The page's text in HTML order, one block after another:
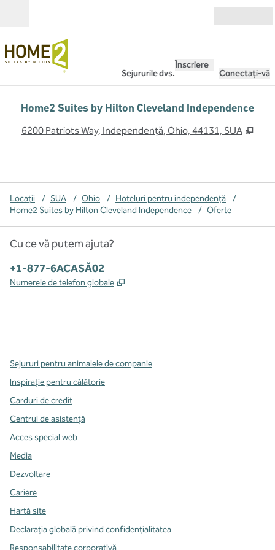
Sejururile dvs.
Înscriere
Conectați-vă
Home2 Suites by Hilton Cleveland Independence
6200 Patriots Way, Independență, Ohio, 44131, SUA ,
Locații / SUA / Ohio / Hoteluri pentru independență
/
Home2 Suites by Hilton Cleveland Independence
/ Oferte
Cu ce vă putem ajuta?
Telefon:
+1-877-6ACASĂ02
Numerele de telefon globale ,
Sejururi pentru animalele de companie
Inspirație pentru călătorie
Carduri de credit
Centrul de asistență
Acces special web
Media
Dezvoltare
Cariere
Hartă site
Declarația globală privind confidenţialitatea
Responsabilitate corporativă